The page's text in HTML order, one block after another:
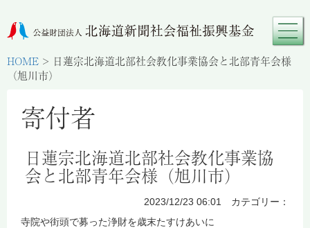
HOME > 日蓮宗北海道北部社会教化事業協会と北部青年会様
（旭川市）
寄付者
日蓮宗北海道北部社会教化事業協
会と北部青年会様（旭川市）
2023/12/23 06:01 カテゴリー：
寺院や街頭で募った浄財を歳末たすけあいに